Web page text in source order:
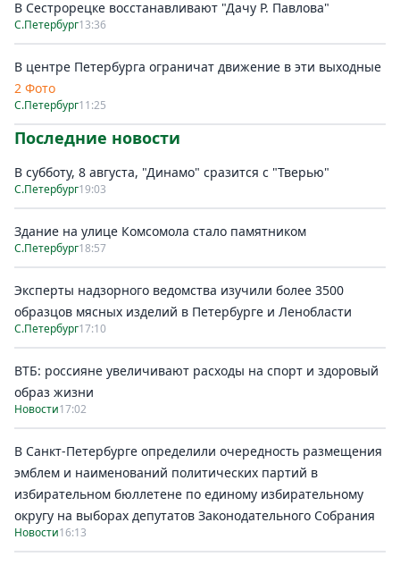
В Сестрорецке восстанавливают "Дачу Р. Павлова"
С.Петербург13:36
В центре Петербурга ограничат движение в эти выходные
2 Фото
С.Петербург11:25
Последние новости
В субботу, 8 августа, "Динамо" сразится с "Тверью"
С.Петербург19:03
Здание на улице Комсомола стало памятником
С.Петербург18:57
Эксперты надзорного ведомства изучили более 3500
образцов мясных изделий в Петербурге и Ленобласти
С.Петербург17:10
ВТБ: россияне увеличивают расходы на спорт и здоровый
образ жизни
Новости17:02
В Санкт-Петербурге определили очередность размещения
эмблем и наименований политических партий в
избирательном бюллетене по единому избирательному
округу на выборах депутатов Законодательного Собрания
Новости16:13